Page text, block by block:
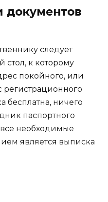
документов
следует
стол, к которому
покойного, или
бесплатна, ничего
паспортного
все необходимые
является выписка